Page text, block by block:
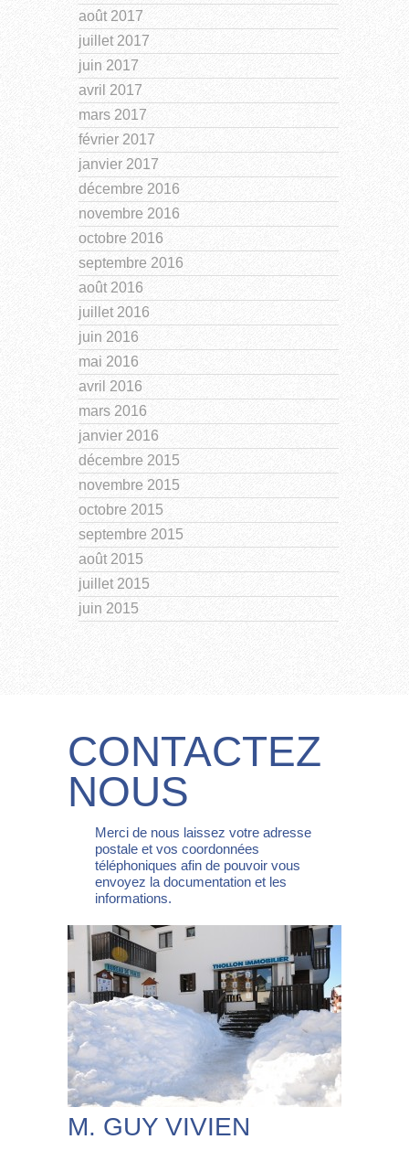
août 2017
juillet 2017
juin 2017
avril 2017
mars 2017
février 2017
janvier 2017
décembre 2016
novembre 2016
octobre 2016
septembre 2016
août 2016
juillet 2016
juin 2016
mai 2016
avril 2016
mars 2016
janvier 2016
décembre 2015
novembre 2015
octobre 2015
septembre 2015
août 2015
juillet 2015
juin 2015
CONTACTEZ
NOUS
Merci de nous laissez votre adresse
postale et vos coordonnées
téléphoniques afin de pouvoir vous
envoyez la documentation et les
informations.
M. GUY VIVIEN